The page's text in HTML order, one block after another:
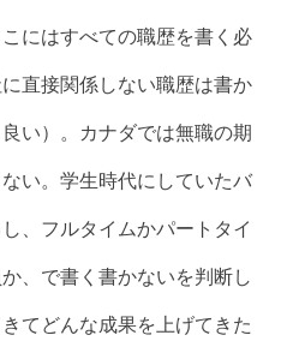
にはすべての職歴を書く必
直接関係しない職歴は書か
い）。カナダでは無職の期
い。学生時代にしていたバ
、フルタイムかパートタイ
、で書く書かないを判断し
てどんな成果を上げてきた